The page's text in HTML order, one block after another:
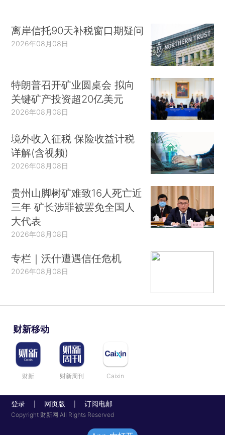
离岸信托90天补税窗口期疑问
2026年08月08日
特朗普召开矿业圆桌会 拟向
关键矿产投资超20亿美元
2026年08月08日
境外收入征税 保险收益计税
详解(含视频)
2026年08月08日
贵州山脚树矿难致16人死亡近
三年 矿长涉罪被罢免全国人
大代表
2026年08月08日
专栏｜沃什遭遇信任危机
2026年08月08日
财新移动
财新 财新周刊 Caixin
登录 网页版 订阅电邮
Copyright 财新网 All Rights Reserved